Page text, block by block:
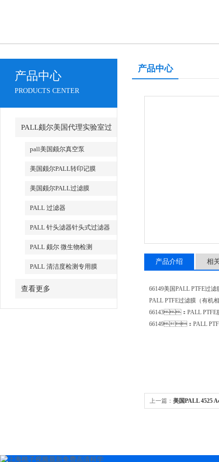
产品中心
PRODUCTS CENTER
PALL颇尔美国代理实验室过
滤产品pall美国颇尔真空泵
美国颇尔PALL转印记膜
美国颇尔PALL过滤膜
PALL 过滤器
PALL 针头滤器针头式过滤器
PALL 颇尔 微生物检测
PALL 清洁度检测专用膜
查看更多
产品中心
产品介绍 相
66149美国PALL PTFE过滤
PALL PTFE过滤膜（有机
66143：PALL PTFE
66149：PALL
上一篇： 美国PALL 4525